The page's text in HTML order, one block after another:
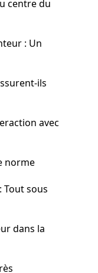
centre du
: Un
ils
avec
norme
Tout sous
dans la